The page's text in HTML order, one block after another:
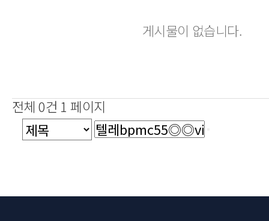
게시물이 없습니다.
전체 0건 1 페이지